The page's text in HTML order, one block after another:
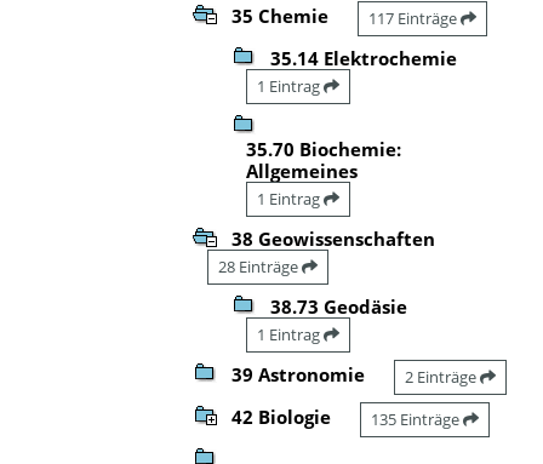
35 Chemie 117 Einträge
35.14 Elektrochemie
1 Eintrag
35.70 Biochemie:
Allgemeines
1 Eintrag
38 Geowissenschaften
28 Einträge
38.73 Geodäsie
1 Eintrag
39 Astronomie 2 Einträge
42 Biologie 135 Einträge